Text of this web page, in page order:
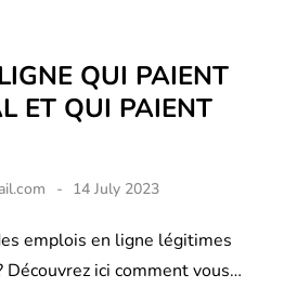
QUI PAIENT
ET QUI PAIENT
14 July 2023
emplois en ligne légitimes
Découvrez ici comment vous…